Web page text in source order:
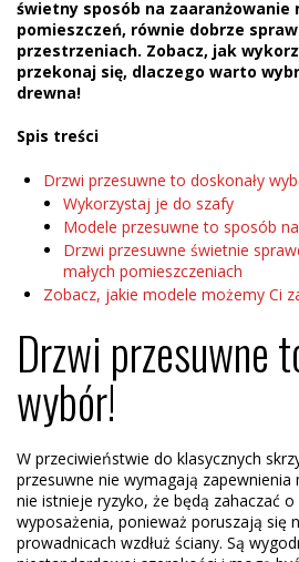
świetny sposób na zaaranżowanie
pomieszczeń, równie dobrze
przestrzeniach. Zobacz, jak
przekonaj się, dlaczego warto
drewna!
Spis treści
Drzwi przesuwne to doskonały
Wykorzystaj je do szafy
Modele przesuwne to sposób
Drzwi przesuwne świetnie
małych pomieszczeniach
Zobacz, jakie modele możemy Ci
Drzwi przesuwne
wybór!
W przeciwieństwie do klasycznych
przesuwne nie wymagają
nie istnieje ryzyko, że będą zahaczać
wyposażenia, ponieważ poruszają się
prowadnicach wzdłuż ściany. Są